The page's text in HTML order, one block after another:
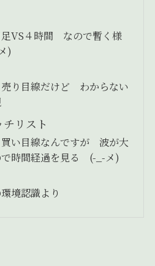
VS４時間 なので暫く様
)
り目線だけど わからない
リスト
い目線なんですが 波が大
で時間経過を見る (-_-メ)
境認識より